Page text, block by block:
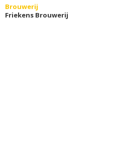
Brouwerij
Friekens Brouwerij